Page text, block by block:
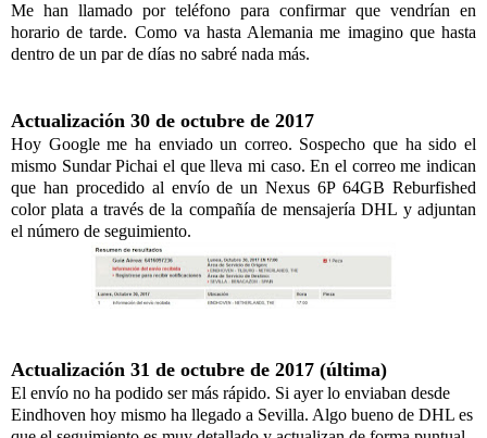
Me han llamado por teléfono para confirmar que vendrían en
horario de tarde. Como va hasta Alemania me imagino que hasta
dentro de un par de días no sabré nada más.
Actualización 30 de octubre de 2017
Hoy Google me ha enviado un correo. Sospecho que ha sido el
mismo Sundar Pichai el que lleva mi caso. En el correo me indican
que han procedido al envío de un Nexus 6P 64GB Reburfished
color plata a través de la compañía de mensajería DHL y adjuntan
el número de seguimiento.
Actualización 31 de octubre de 2017 (última)
El envío no ha podido ser más rápido. Si ayer lo enviaban desde
Eindhoven hoy mismo ha llegado a Sevilla. Algo bueno de DHL es